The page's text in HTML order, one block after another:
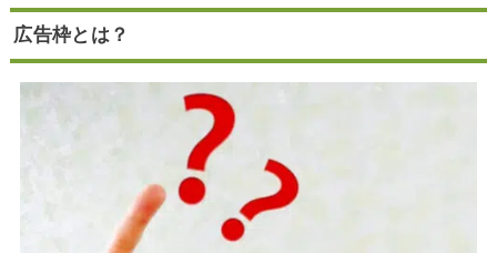
広告枠とは？